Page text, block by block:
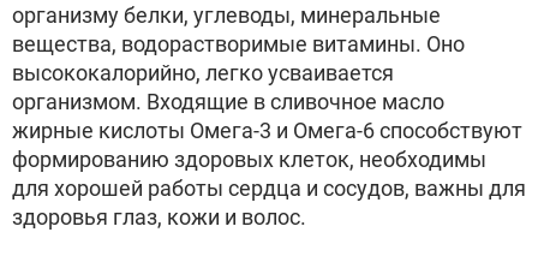
организму белки, углеводы, минеральные
вещества, водорастворимые витамины. Оно
высококалорийно, легко усваивается
организмом. Входящие в cливочное масло
жирные кислоты Омега-3 и Омега-6 способствуют
формированию здоровых клеток, необходимы
для хорошей работы сердца и сосудов, важны для
здоровья глаз, кожи и волос.